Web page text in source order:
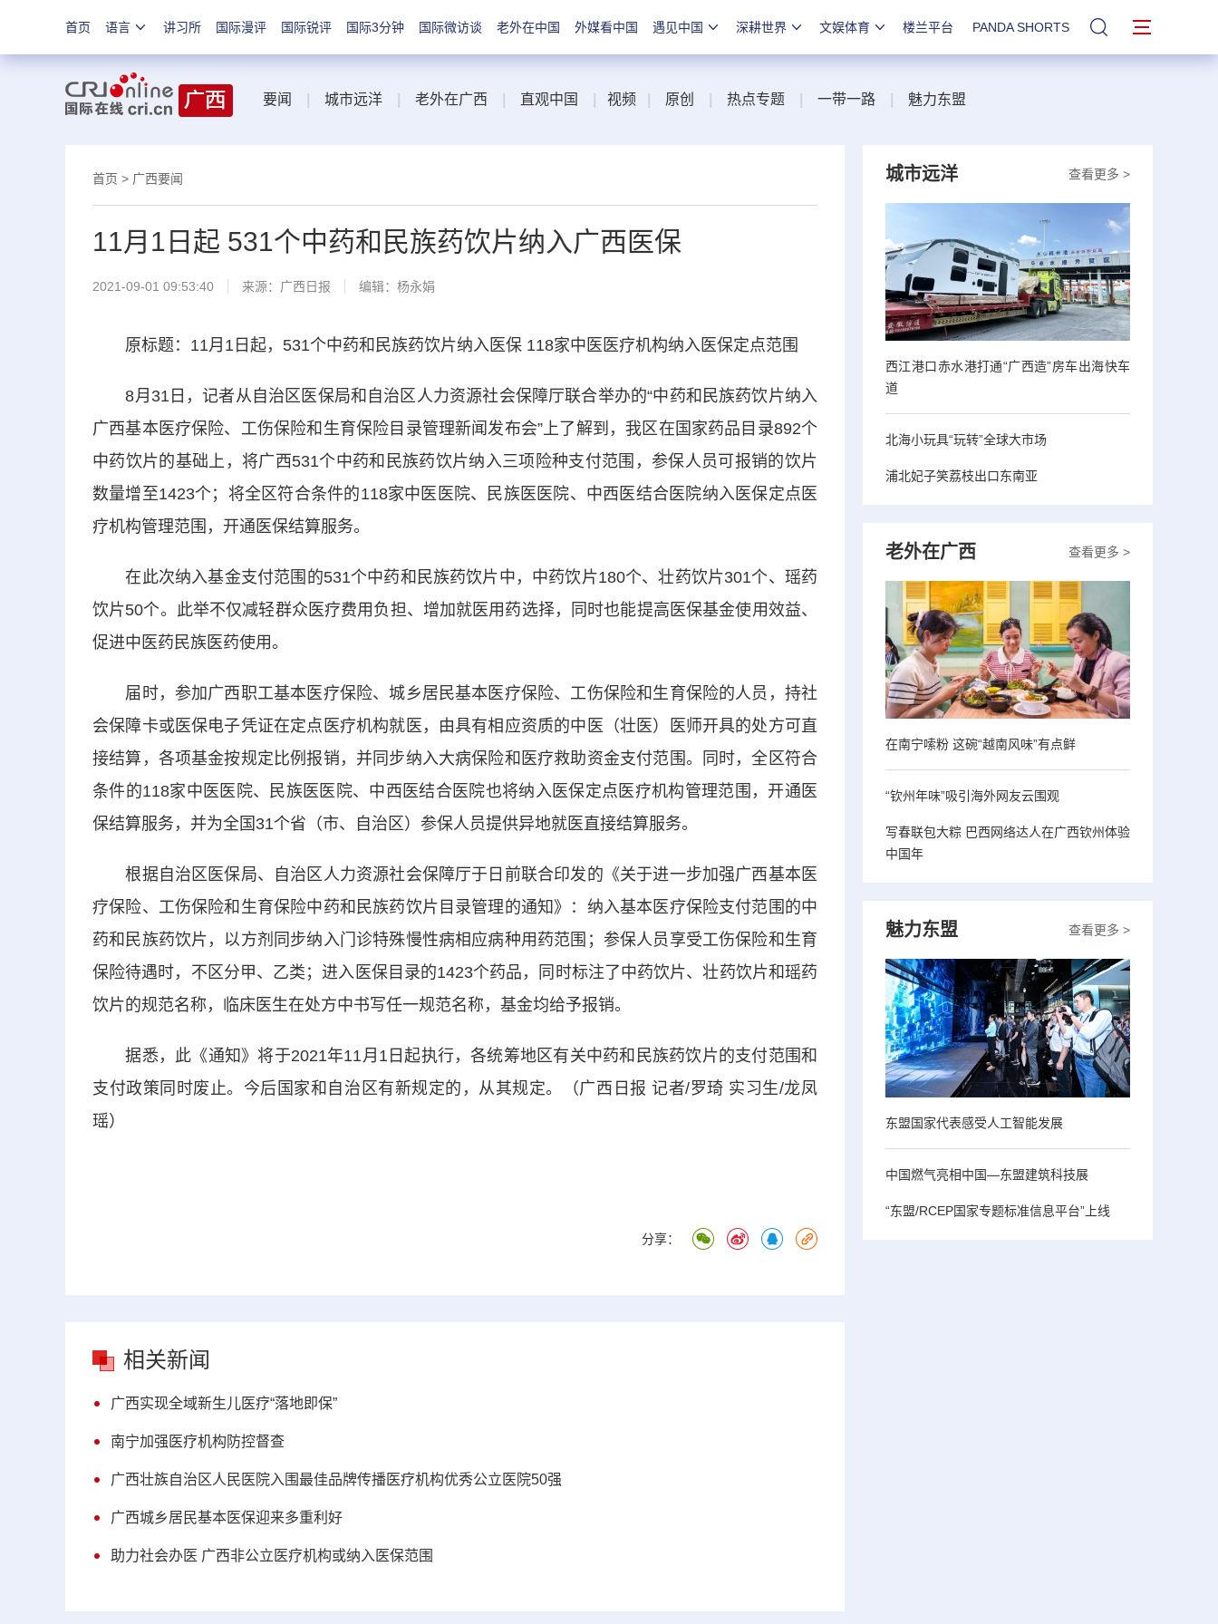
首页 语言 讲习所 国际漫评 国际锐评 国际3分钟 国际微访谈 老外在中国 外媒看中国 遇见中国 深耕世界 文娱体育 楼兰平台 PANDA SHORTS 站内搜索
要闻 城市远洋 老外在广西 直观中国 视频 原创 热点专题 一带一路 魅力东盟
首页 > 广西要闻
11月1日起 531个中药和民族药饮片纳入广西医保
2021-09-01 09:53:40 来源： 广西日报 编辑：杨永娟
原标题：11月1日起，531个中药和民族药饮片纳入医保 118家中医医疗机构纳入医保定点范围
8月31日，记者从自治区医保局和自治区人力资源社会保障厅联合举办的“中药和民族药饮片纳入
广西基本医疗保险、工伤保险和生育保险目录管理新闻发布会”上了解到，我区在国家药品目录892个
中药饮片的基础上，将广西531个中药和民族药饮片纳入三项险种支付范围，参保人员可报销的饮片
数量增至1423个；将全区符合条件的118家中医医院、民族医医院、中西医结合医院纳入医保定点医
疗机构管理范围，开通医保结算服务。
在此次纳入基金支付范围的531个中药和民族药饮片中，中药饮片180个、壮药饮片301个、瑶药
饮片50个。此举不仅减轻群众医疗费用负担、增加就医用药选择，同时也能提高医保基金使用效益、
促进中医药民族医药使用。
届时，参加广西职工基本医疗保险、城乡居民基本医疗保险、工伤保险和生育保险的人员，持社
会保障卡或医保电子凭证在定点医疗机构就医，由具有相应资质的中医（壮医）医师开具的处方可直
接结算，各项基金按规定比例报销，并同步纳入大病保险和医疗救助资金支付范围。同时，全区符合
条件的118家中医医院、民族医医院、中西医结合医院也将纳入医保定点医疗机构管理范围，开通医
保结算服务，并为全国31个省（市、自治区）参保人员提供异地就医直接结算服务。
根据自治区医保局、自治区人力资源社会保障厅于日前联合印发的《关于进一步加强广西基本医
疗保险、工伤保险和生育保险中药和民族药饮片目录管理的通知》：纳入基本医疗保险支付范围的中
药和民族药饮片，以方剂同步纳入门诊特殊慢性病相应病种用药范围；参保人员享受工伤保险和生育
保险待遇时，不区分甲、乙类；进入医保目录的1423个药品，同时标注了中药饮片、壮药饮片和瑶药
饮片的规范名称，临床医生在处方中书写任一规范名称，基金均给予报销。
据悉，此《通知》将于2021年11月1日起执行，各统筹地区有关中药和民族药饮片的支付范围和
支付政策同时废止。今后国家和自治区有新规定的，从其规定。（广西日报 记者/罗琦 实习生/龙凤
瑶）
分享：
相关新闻
广西实现全域新生儿医疗“落地即保”
南宁加强医疗机构防控督查
广西壮族自治区人民医院入围最佳品牌传播医疗机构优秀公立医院50强
广西城乡居民基本医保迎来多重利好
助力社会办医 广西非公立医疗机构或纳入医保范围
查看更多 >
城市远洋
西江港口赤水港打通“广西造”房车出海快车
道
北海小玩具“玩转”全球大市场
浦北妃子笑荔枝出口东南亚
查看更多 >
老外在广西
在南宁嗦粉 这碗“越南风味”有点鲜
“钦州年味”吸引海外网友云围观
写春联包大粽 巴西网络达人在广西钦州体验
中国年
查看更多 >
魅力东盟
东盟国家代表感受人工智能发展
中国燃气亮相中国—东盟建筑科技展
“东盟/RCEP国家专题标准信息平台”上线